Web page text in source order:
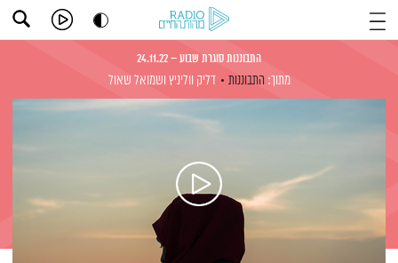
התבוננות סוגרת שבוע – 24.11.22
מתוך: התבוננות דליק ווליניץ ושמואל שאול